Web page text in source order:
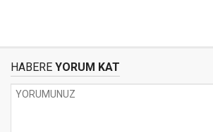
HABERE YORUM KAT